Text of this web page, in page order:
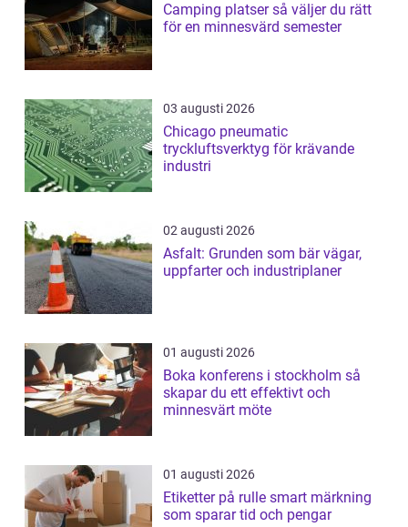
Camping platser så väljer du rätt
för en minnesvärd semester
03 augusti 2026
Chicago pneumatic
tryckluftsverktyg för krävande
industri
02 augusti 2026
Asfalt: Grunden som bär vägar,
uppfarter och industriplaner
01 augusti 2026
Boka konferens i stockholm så
skapar du ett effektivt och
minnesvärt möte
01 augusti 2026
Etiketter på rulle smart märkning
som sparar tid och pengar